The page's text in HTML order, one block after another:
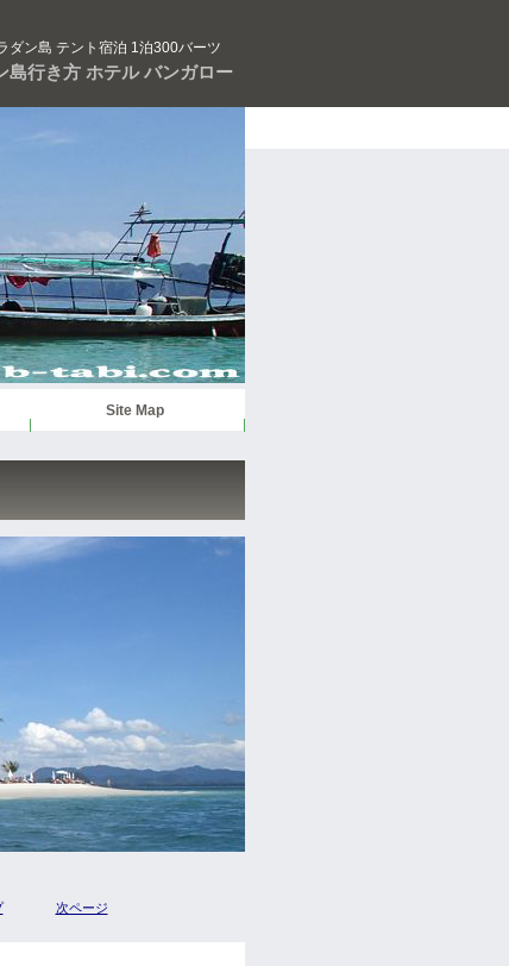
ダン島 テント宿泊 1泊300バーツ
島行き方 ホテル バンガロー
次ページ
Site Map